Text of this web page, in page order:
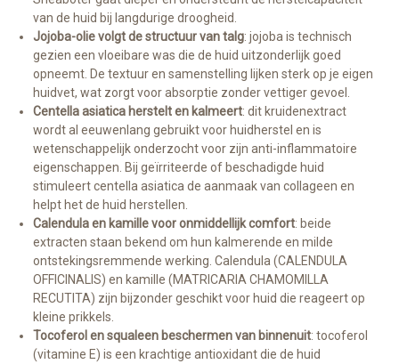
van de huid bij langdurige droogheid.
Jojoba-olie volgt de structuur van talg: jojoba is technisch
gezien een vloeibare was die de huid uitzonderlijk goed
opneemt. De textuur en samenstelling lijken sterk op je eigen
huidvet, wat zorgt voor absorptie zonder vettiger gevoel.
Centella asiatica herstelt en kalmeert: dit kruidenextract
wordt al eeuwenlang gebruikt voor huidherstel en is
wetenschappelijk onderzocht voor zijn anti-inflammatoire
eigenschappen. Bij geïrriteerde of beschadigde huid
stimuleert centella asiatica de aanmaak van collageen en
helpt het de huid herstellen.
Calendula en kamille voor onmiddellijk comfort: beide
extracten staan bekend om hun kalmerende en milde
ontstekingsremmende werking. Calendula (CALENDULA
OFFICINALIS) en kamille (MATRICARIA CHAMOMILLA
RECUTITA) zijn bijzonder geschikt voor huid die reageert op
kleine prikkels.
Tocoferol en squaleen beschermen van binnenuit: tocoferol
(vitamine E) is een krachtige antioxidant die de huid